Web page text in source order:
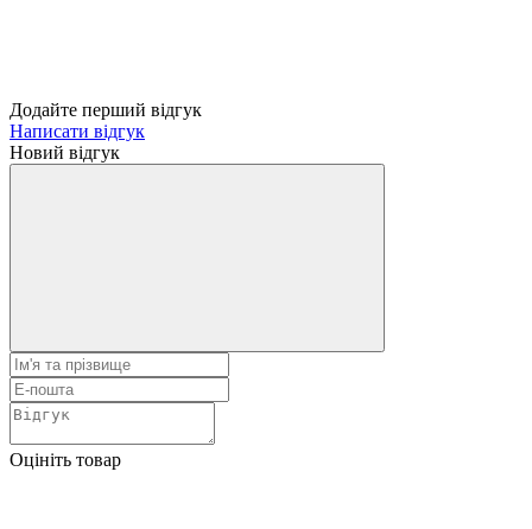
Додайте перший відгук
Написати відгук
Новий відгук
Оцініть товар